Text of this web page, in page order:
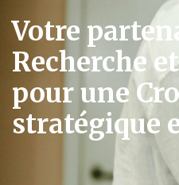
Votre
Recherche
pour une
stratégique